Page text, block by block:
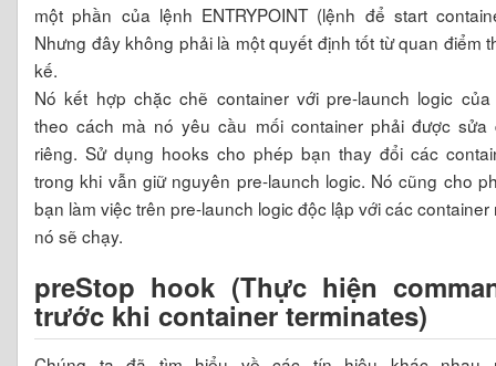
một phần của lệnh ENTRYPOINT (lệnh để start
Nhưng đây không phải là một quyết định tốt từ quan điểm
kế.
Nó kết hợp chặc chẽ container với pre-launch logic
theo cách mà nó yêu cầu mối container phải được sửa
riêng. Sử dụng hooks cho phép bạn thay đổi các
trong khi vẫn giữ nguyên pre-launch logic. Nó cũng cho
bạn làm việc trên pre-launch logic độc lập với các container
nó sẽ chạy.
preStop hook (Thực hiện
trước khi container terminates)